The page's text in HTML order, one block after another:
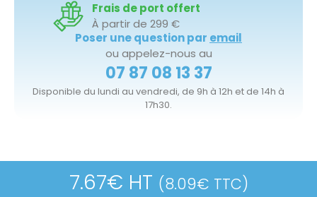
Frais de port offert
À partir de 299 €
Poser une question par email
ou appelez-nous au
07 87 08 13 37
Disponible du lundi au vendredi, de 9h à 12h et de 14h à
17h30.
7.67€ HT (8.09€ TTC)